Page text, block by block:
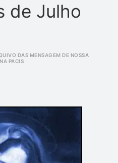
de Julho
DAS MENSAGEM DE NOSSA
PACIS